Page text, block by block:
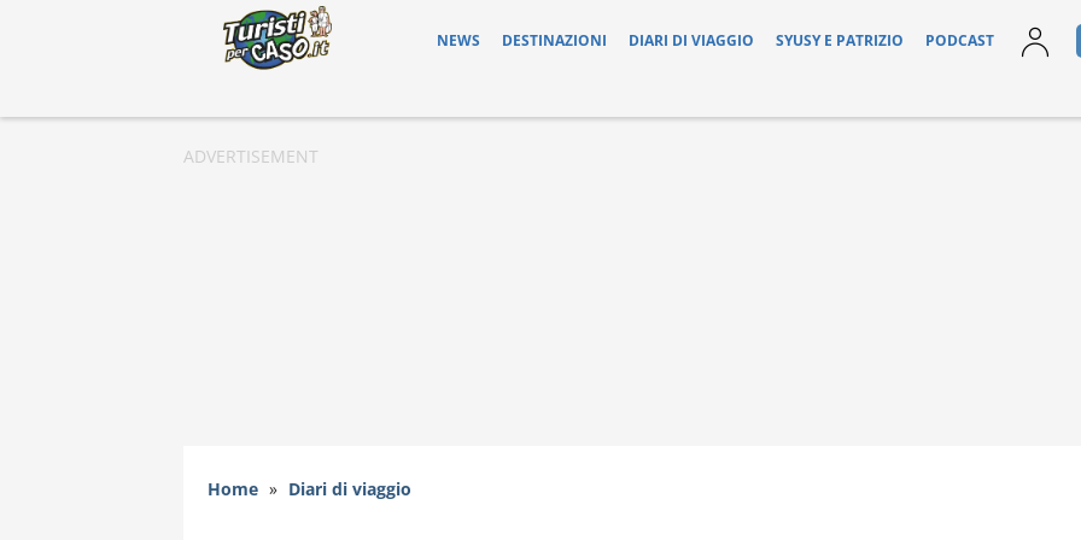
NEWS DESTINAZIONI DIARI DI VIAGGIO SYUSY E PATRIZIO PODCAST
Home » Diari di viaggio